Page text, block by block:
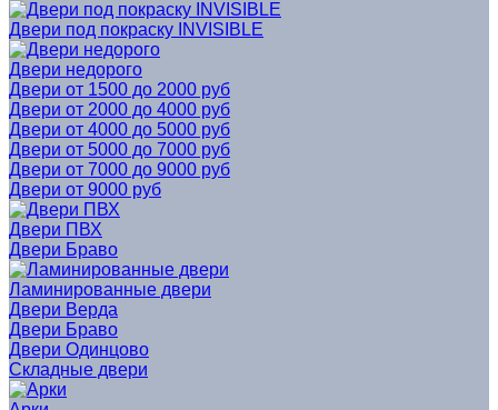
Двери под покраску INVISIBLE
Двери недорого
Двери от 1500 до 2000 руб
Двери от 2000 до 4000 руб
Двери от 4000 до 5000 руб
Двери от 5000 до 7000 руб
Двери от 7000 до 9000 руб
Двери от 9000 руб
Двери ПВХ
Двери Браво
Ламинированные двери
Двери Верда
Двери Браво
Двери Одинцово
Складные двери